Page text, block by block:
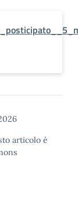
articolo è